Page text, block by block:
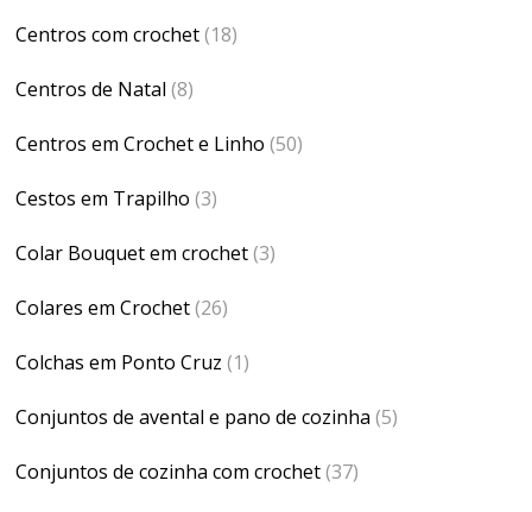
Centros com crochet(18)
Centros de Natal (8)
Centros em Crochet e Linho (50)
Cestos em Trapilho (3)
Colar Bouquet em crochet(3)
Colares em Crochet(26)
Colchas em Ponto Cruz (1)
Conjuntos de avental e pano de cozinha (5)
Conjuntos de cozinha com crochet(37)